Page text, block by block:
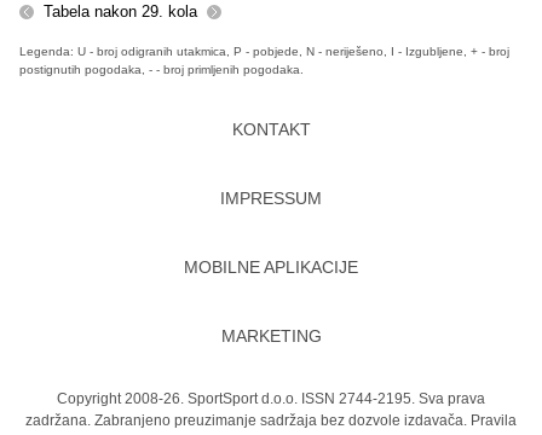
Tabela nakon 29. kola
Legenda: U - broj odigranih utakmica, P - pobjede, N - neriješeno, I - Izgubljene, + - broj
postignutih pogodaka, - - broj primljenih pogodaka.
KONTAKT
IMPRESSUM
MOBILNE APLIKACIJE
MARKETING
Copyright 2008-26. SportSport d.o.o. ISSN 2744-2195. Sva prava
zadržana. Zabranjeno preuzimanje sadržaja bez dozvole izdavača. Pravila